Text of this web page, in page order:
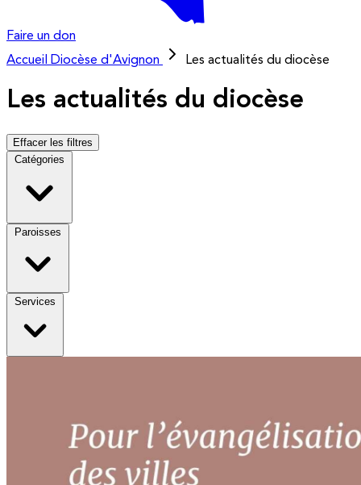
Faire un don
Accueil
Diocèse d'Avignon Les actualités du diocèse
Les actualités du diocèse
Effacer les filtres
Catégories
Paroisses
Services